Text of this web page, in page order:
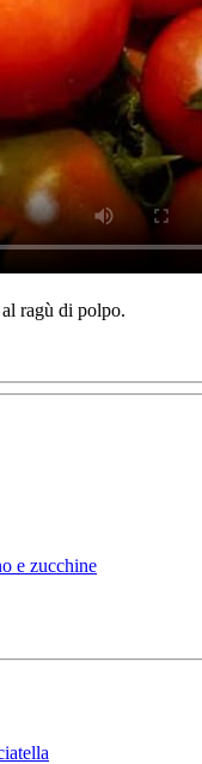
ragù di polpo.
e zucchine